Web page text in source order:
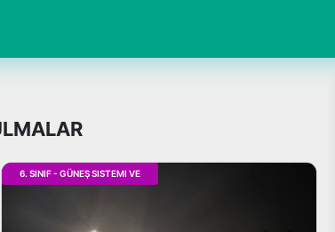
6. SINIF - GÜNEŞ SISTEMI VE